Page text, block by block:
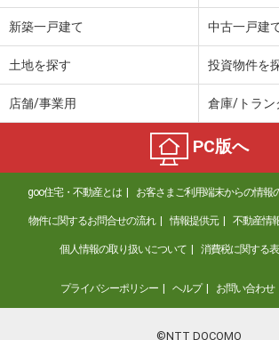
新築一戸建て 中古一戸建
土地を探す 投資物件を
店舗/事業用 倉庫/トラン
PC版へ
goo住宅・不動産とは お客さまご利用端末からの情報
物件に関するお問合せの流れ 情報提供元 不動産情
個人情報の取り扱いについて 消費税に関する
プライバシーポリシー ヘルプ お問い合わせ
©NTT DOCOMO